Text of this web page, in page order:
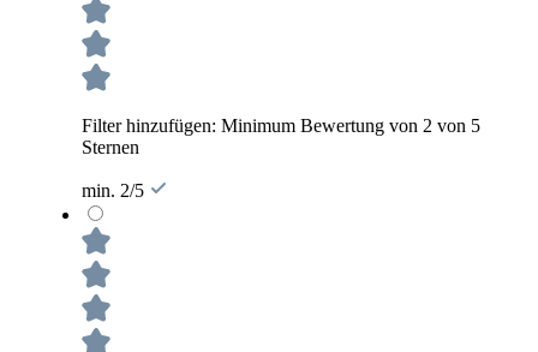
Filter hinzufügen: Minimum Bewertung von 2 von 5
Sternen
min. 2/5